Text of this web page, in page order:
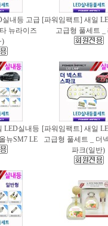
실내등 고급
뉴라이즈
[파워임팩트] 새일
고급형 풀세트 _
LED실내등
뉴SM7 LE
[파워임팩트] 새일
고급형 풀세트 _ 더
파크(일반)